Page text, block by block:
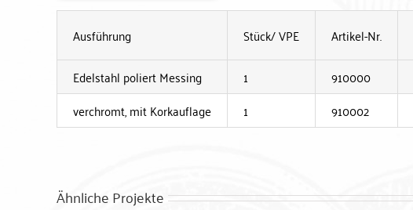
Ausführung Stück/ VPE Artikel-Nr.
Edelstahl poliert Messing
1 910000
verchromt, mit Korkauflage
1 910002
Ähnliche Projekte